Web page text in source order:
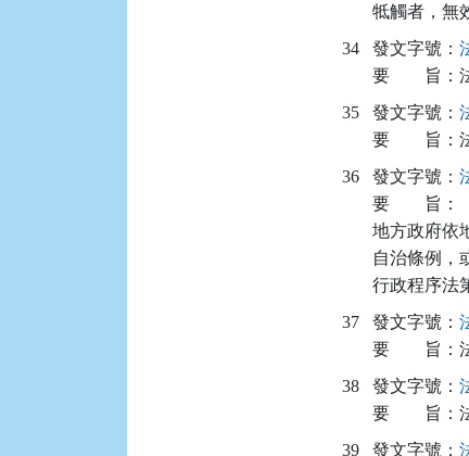
牴觸者，無
34
發文字號：
要
旨：
35
發文字號：
要
旨：
36
發文字號：
要
旨：
地方政府依
自治條例，
行政程序法
37
發文字號：
要
旨：
38
發文字號：
要
旨：
39
發文字號：